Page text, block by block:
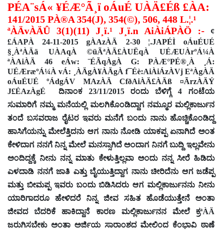
PÉA¨sÁ« ¥ÉÆ°Ã¸ï oÁuÉ UÀÄ£Éß £ÀA:
141/2015 PÀ®A 354(J), 354(©), 506, 448 L.¦.¹
ªÀÄvÀÄÛ 3(1)(11) J¸ï.¹ J¸ï.n AiÀiÁPÀÖ :-
¢
£ÁAPÀ 24-11-2015 gÀAzÀÄ 2-30 ¦.JAPÉÌ oÁuÉUÉ
§¸ÀªÀÄä UÀAqÀ ©üÃªÀÄ£ÀUËqÀ UÉÆUÀrºÁ¼À
ªÀAiÀÄ 46 eÁw: ¨ÉÃqÀgÀ G: PÀÆ°PÉ®¸À ¸Á:
UÉÆræºÁ¼À vÁ: ¸ÀÄgÀ¥ÀÄgÀ f¯Éè:AiÀiÁzÀVj EªÀgÀÄ
oÁuÉUÉ ºÁdgÁV MAzÀÄ CfðAiÀÄ£ÀÄß ¤ÃrzÀÄÝ
J£ÉAzÀgÉ ದಿನಾಂಕ 23/11/2015ರಂದು ಬೆಳಿಗ್ಗೆ4 ಗಂಟೆಯ
ಸುಮಾರಿಗೆ ನಮ್ಮ ಮನೆಯಲ್ಲಿ ಮಲಗಿಕೊಂಡಿದ್ದಾಗ ನಮ್ಮೂರ ಮಲ್ಲಿಕಾರ್ಜುನ
ತಂದೆ ಬಸವರಾಜ ರೈಟರ ಇವರು ಮನೆಗೆ ಬಂದು ನಾನು ಹೊಚ್ಚಿಕೊಂಡಿದ್ದ
ಹಾಸಿಗೆಯನ್ನು ಮೇಲೆತ್ತಿದನು ಆಗ ನಾನು ನೋಡಿ ಯಾಕಪ್ಪ ಏನಾಗಿದೆ ಅಂತ
ಕೇಳಿದಾಗ ನನಗೆ ನಿನ್ನ ಮೇಲೆ ಮನಸ್ಸಾಗಿದೆ ಅಂದಾಗ ನಿನಗೆ ಬುದ್ದಿ ಇಲ್ಲವೇನು
ಅಂದಿದ್ದಕ್ಕೆ ನೀನು ನನ್ನ ಮಾತು ಕೇಳುತ್ತಿಲ್ಲವಾ ಅಂದು ನನ್ನ ಸೀರೆ ಹಿಡಿದು
ಎಳದಾಡಿ ನನಗೆ ಜಾತಿ ಎತ್ತು ಬೈಯುತ್ತಿದ್ದಾಗ ನಾನು ಚೀರಿದೆನು ಆಗ ಜಡೆಪ್ಪ
ಮತ್ತು ಬೀಮಪ್ಪ ಇವರು ಬಂದು ಬಿಡಿಸಿದರು ಆಗ ಮಲ್ಲಿಕಾರ್ಜುನನು ನೀನು
ಯಾರಿಗಾದರೂ ಹೇಳಿದರೆ ನಿನ್ನ ಜೀವ ಸಹಿತ ಹೊಡೆಯುತ್ತೇನೆ ಅಂತಾ
ಜೀವದ ಬೆದರಿಕೆ ಹಾಕಿದ್ದಾನೆ ಕಾರಣ ಮಲ್ಲಿಕಾರ್ಜುನನ ಮೇಲೆ ಕ್ರªÀÄ
ಜರುಗಿಸಬೇಕು ಅಂತಾ ಅರ್ಜಿಯ ಸಾರಾಂಶದ ಮೇಲಿಂದ ಕೆಂಭಾವಿ ಠಾಣೆ